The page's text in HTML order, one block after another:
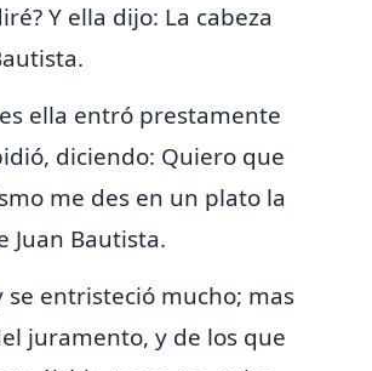
Y ella dijo: La cabeza
ella entró prestamente
diciendo: Quiero que
me des en un plato la
Juan Bautista.
se entristeció mucho; mas
juramento, y de los que